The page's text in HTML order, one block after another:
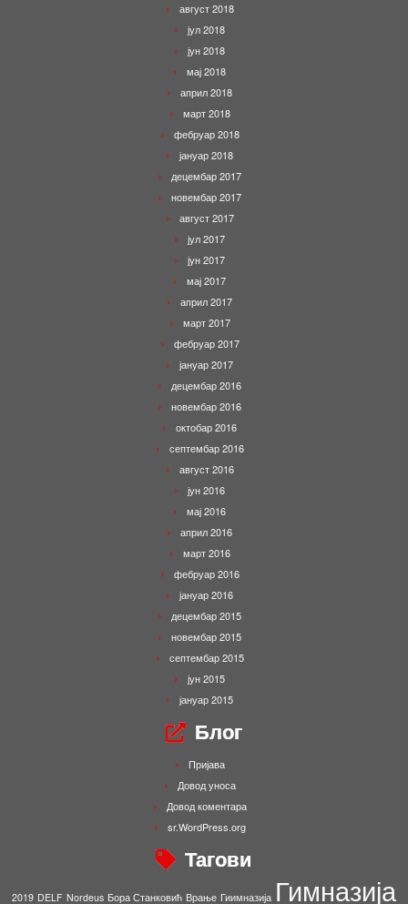
август 2018
јул 2018
јун 2018
мај 2018
април 2018
март 2018
фебруар 2018
јануар 2018
децембар 2017
новембар 2017
август 2017
јул 2017
јун 2017
мај 2017
април 2017
март 2017
фебруар 2017
јануар 2017
децембар 2016
новембар 2016
октобар 2016
септембар 2016
август 2016
јун 2016
мај 2016
април 2016
март 2016
фебруар 2016
јануар 2016
децембар 2015
новембар 2015
септембар 2015
јун 2015
јануар 2015
Блог
Пријава
Довод уноса
Довод коментара
sr.WordPress.org
Тагови
2019 DELF Nordeus Бора Станковић Врање Гиимназија Гимназија